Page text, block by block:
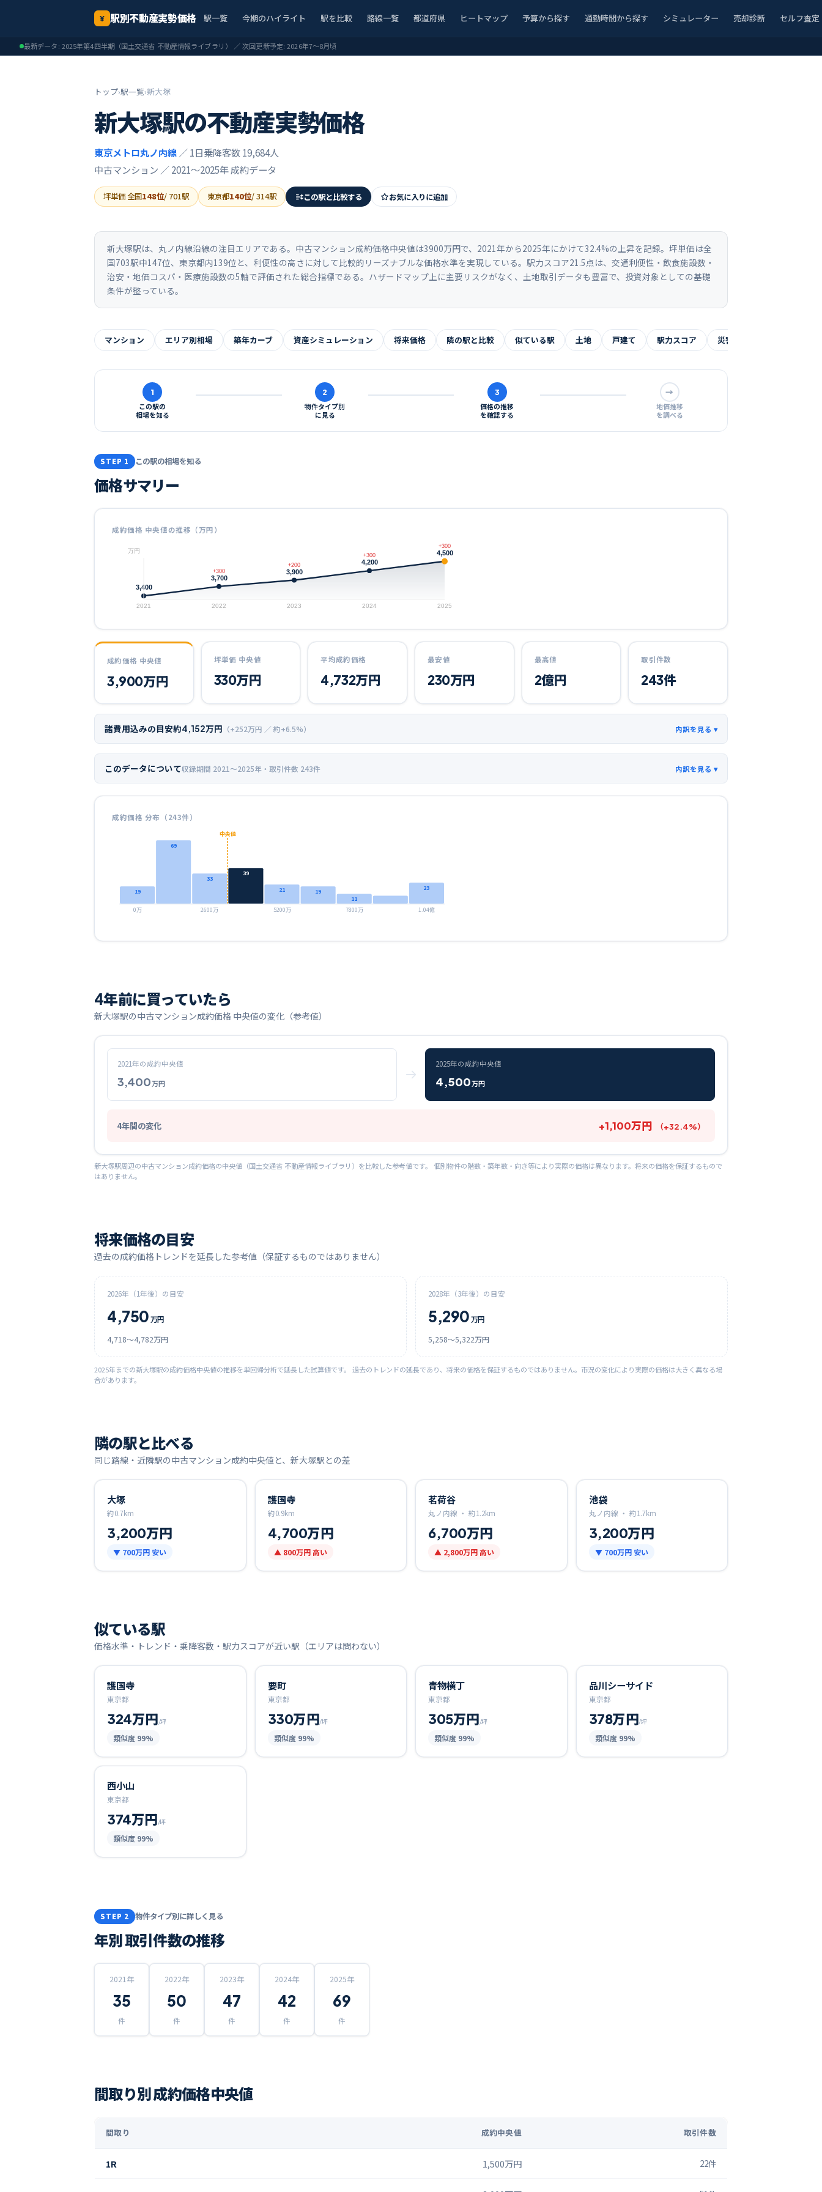
¥ 駅別不動産実勢価格 駅一覧 今期のハイライト 駅を比較 路線一覧 都道府県 ヒートマップ 予算から探す 通勤時間から探す シミュレーター 売却診断 セルフ査定
最新データ: 2025年第4四半期（国土交通省 不動産情報ライブラリ） ／ 次回更新予定:2026年7〜8月頃
トップ›駅一覧›新大塚
新大塚駅の不動産実勢価格
東京メトロ丸ノ内線 ／ 1日乗降客数 19,684人
中古マンション ／2021〜2025年成約データ
坪単価 全国148位/ 701駅 東京都140位/314駅 この駅と比較する お気に入りに追加
新大塚駅は、丸ノ内線沿線の注目エリアである。中古マンション成約価格中央値は3900万円で、2021年から2025年にかけて32.4%の上昇を記録。坪単価は全
国703駅中147位、東京都内139位と、利便性の高さに対して比較的リーズナブルな価格水準を実現している。駅力スコア21.5点は、交通利便性・飲食施設数・
治安・地価コスパ・医療施設数の5軸で評価された総合指標である。ハザードマップ上に主要リスクがなく、土地取引データも豊富で、投資対象としての基礎
条件が整っている。
マンション エリア別相場 築年カーブ 資産シミュレーション 将来価格 隣の駅と比較 似ている駅 土地 戸建て 駅力スコア 災害リスク
1
この駅の
相場を知る
2
物件タイプ別
に見る
3
価格の推移
を確認する
→
地価推移
を調べる
STEP 1 この駅の相場を知る
価格サマリー
成約価格 中央値の推移（万円）
万円
3,400
2021
3,700
+300
2022
3,900
+200
2023
4,200
+300
2024
4,500
+300
2025
成約価格 中央値
3,900万円
坪単価 中央値
330万円
平均成約価格
4,732万円
最安値
230万円
最高値
2億円
取引件数
243件
諸費用込みの目安約4,152万円 （+252万円 ／ 約+6.5%）
このデータについて収録期間 2021〜2025年 ・取引件数 243件
成約価格 分布（243件）
19
69
33
39
21
19
11
23
0万 2600万 5200万 7800万 1.04億
中央値
4年前に買っていたら
新大塚駅の中古マンション成約価格 中央値の変化（参考値）
2021年の成約中央値
3,400万円
2025年の成約中央値
4,500万円
4年間の変化 +1,100万円 （+32.4%）
新大塚駅周辺の中古マンション成約価格の中央値（国土交通省 不動産情報ライブラリ）を比較した参考値です。 個別物件の階数・築年数・向き等により実際の価格は異なります。将来の価格を保証するもので
はありません。
将来価格の目安
過去の成約価格トレンドを延長した参考値（保証するものではありません）
2026年（1年後）の目安
4,750 万円
4,718〜4,782万円
2028年（3年後）の目安
5,290 万円
5,258〜5,322万円
2025年までの新大塚駅の成約価格中央値の推移を単回帰分析で延長した試算値です。 過去のトレンドの延長であり、将来の価格を保証するものではありません。市況の変化により実際の価格は大きく異なる場
合があります。
隣の駅と比べる
同じ路線・近隣駅の中古マンション成約中央値と、 新大塚駅との差
大塚
約0.7km
3,200万円
▼ 700万円 安い
護国寺
約0.9km
4,700万円
▲ 800万円 高い
茗荷谷
丸ノ内線 ・ 約1.2km
6,700万円
▲ 2,800万円高い
池袋
丸ノ内線 ・ 約1.7km
3,200万円
▼ 700万円 安い
似ている駅
価格水準・トレンド・乗降客数・駅力スコアが近い駅（エリアは問わない）
護国寺
東京都
324万円/坪
類似度 99%
要町
東京都
330万円/坪
類似度 99%
青物横丁
東京都
305万円/坪
類似度 99%
品川シーサイド
東京都
378万円/坪
類似度 99%
西小山
東京都
374万円/坪
類似度 99%
STEP 2 物件タイプ別に詳しく見る
年別 取引件数の推移
2021 年
35
件
2022年
50
件
2023年
47
件
2024年
42
件
2025年
69
件
間取り別 成約価格中央値
間取り 成約中央値 取引件数
1R 1,500万円 22件